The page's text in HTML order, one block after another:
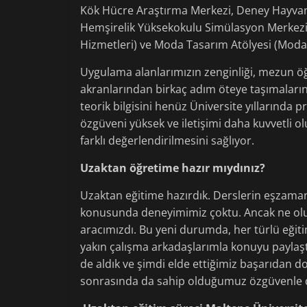
Kök Hücre Araştırma Merkezi, Deney
Hemşirelik Yüksekokulu Simülasyon
Hizmetleri) ve Moda Tasarım Atölyesi
Uygulama alanlarımızın zenginliği, mezun
akranlarından birkaç adım öteye
teorik bilgisini henüz Üniversite yıllarında
özgüveni yüksek ve iletişimi daha kuvvetli
farklı değerlendirilmesini sağlıyor.
Uzaktan öğretime hazır mıydınız?
Uzaktan eğitime hazırdık. Derslerin
konusunda deneyimimiz çoktu. Ancak ne
aracımızdı. Bu yeni durumda, her türlü
yakın çalışma arkadaşlarımla konuyu
de aldık ve şimdi elde ettiğimiz başarıdan
sonrasında da sahip olduğumuz